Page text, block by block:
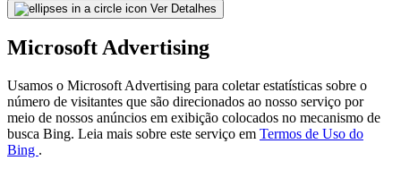
Ver Detalhes
Microsoft Advertising
Usamos o Microsoft Advertising para coletar estatísticas sobre o
número de visitantes que são direcionados ao nosso serviço por
meio de nossos anúncios em exibição colocados no mecanismo de
busca Bing. Leia mais sobre este serviço em Termos de Uso do
Bing .